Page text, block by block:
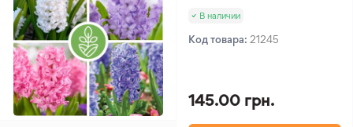
В наличии
Код товара: 21245
145.00 грн.